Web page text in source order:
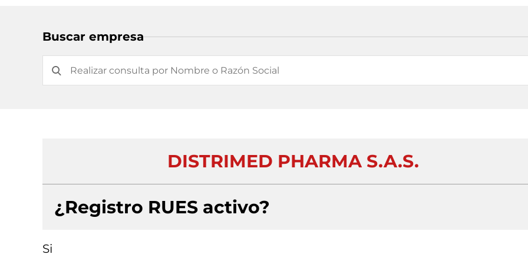
Buscar empresa
DISTRIMED PHARMA S.A.S.
¿Registro RUES activo?
Si